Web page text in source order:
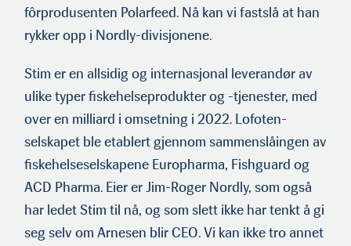
fôrprodusenten Polarfeed. Nå kan vi fastslå at han
rykker opp i Nordly-divisjonene.
Stim er en allsidig og internasjonal leverandør av
ulike typer fiskehelseprodukter og -tjenester, med
over en milliard i omsetning i 2022. Lofoten-
selskapet ble etablert gjennom sammenslåingen av
fiskehelseselskapene Europharma, Fishguard og
ACD Pharma. Eier er Jim-Roger Nordly, som også
har ledet Stim til nå, og som slett ikke har tenkt å gi
seg selv om Arnesen blir CEO. Vi kan ikke tro annet